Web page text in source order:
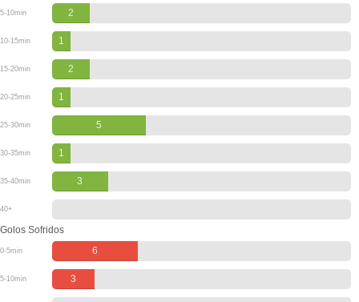
5-10min 2
10-15min 1
15-20min 2
20-25min 1
25-30min 5
30-35min 1
35-40min 3
40+
Golos Sofridos
0-5min 6
5-10min 3